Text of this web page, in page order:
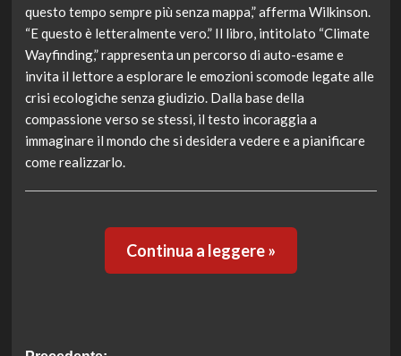
questo tempo sempre più senza mappa,” afferma Wilkinson.
“E questo è letteralmente vero.” Il libro, intitolato “Climate
Wayfinding,” rappresenta un percorso di auto-esame e
invita il lettore a esplorare le emozioni scomode legate alle
crisi ecologiche senza giudizio. Dalla base della
compassione verso se stessi, il testo incoraggia a
immaginare il mondo che si desidera vedere e a pianificare
come realizzarlo.
Continua a leggere »